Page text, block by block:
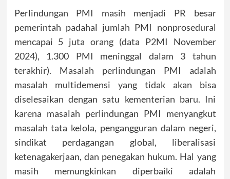
Perlindungan PMI masih menjadi PR besar
pemerintah padahal jumlah PMI nonprosedural
mencapai 5 juta orang (data P2MI November
2024), 1.300 PMI meninggal dalam 3 tahun
terakhir). Masalah perlindungan PMI adalah
masalah multidemensi yang tidak akan bisa
diselesaikan dengan satu kementerian baru. Ini
karena masalah perlindungan PMI menyangkut
masalah tata kelola, pengangguran dalam negeri,
sindikat perdagangan global, liberalisasi
ketenagakerjaan, dan penegakan hukum. Hal yang
masih memungkinkan diperbaiki adalah